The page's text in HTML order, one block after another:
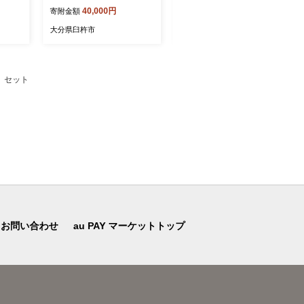
00g）［冷蔵］木梨ふぐ
寄附金額 40,000円
大分県臼杵市
セット
お問い合わせ au PAY マーケットトップ